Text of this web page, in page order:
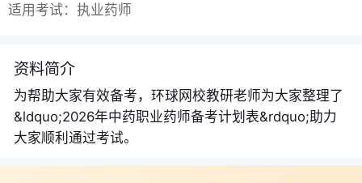
适用考试：执业药师
资料简介
为帮助大家有效备考，环球网校教研老师为大家整理了
&ldquo;2026年中药职业药师备考计划表&rdquo;助力
大家顺利通过考试。